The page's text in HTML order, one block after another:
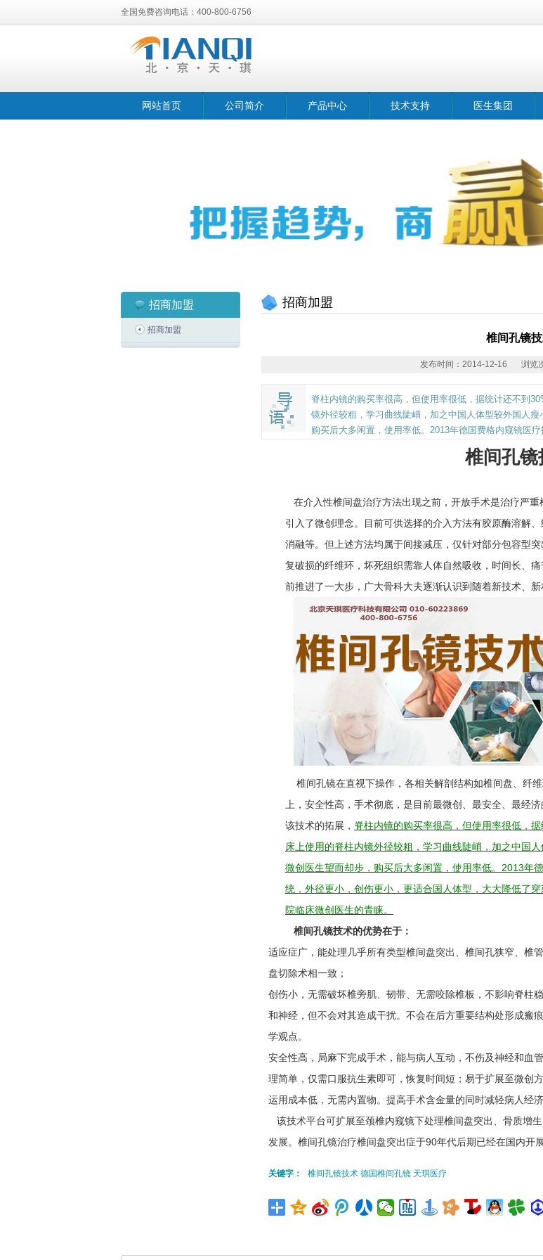
全国免费咨询电话：400-800-6756
网站首页 公司简介 产品中心 技术支持 医生集团
招商加盟
招商加盟
招商加盟
椎间孔镜
发布时间：2014-12-16 浏览
脊柱内镜的购买率很高，但使用率很低，据统计还不到
镜外径较粗，学习曲线陡峭，加之中国人体型较外国人
购买后大多闲置，使用率低。2013年德国费格内窥镜医疗
椎间孔
在介入性椎间盘治疗方法出现之前，开放手术是治疗严
引入了微创理念。目前可供选择的介入方法有胶原酶溶解
消融等。但上述方法均属于间接减压，仅针对部分包容型
复破损的纤维环，坏死组织需靠人体自然吸收，时间长、
前推进了一大步，广大骨科大夫逐渐认识到随着新技术、
椎间孔镜在直视下操作，各相关解剖结构如椎间盘、纤
上，安全性高，手术彻底，是目前最微创、最安全、最经
该技术的拓展， 脊柱内镜的购买率很高，但使用率很低，
床上使用的脊柱内镜外径较粗，学习曲线陡峭，加之中国
微创医生望而却步，购买后大多闲置，使用率低。2013年
统，外径更小，创伤更小，更适合国人体型，大大降低了
院临床微创医生的青睐。
椎间孔镜技术的优势在于：
适应症广，能处理几乎所有类型椎间盘突出、椎间孔狭窄、
盘切除术相一致；
创伤小，无需破坏椎旁肌、韧带、无需咬除椎板，不影响脊柱
和神经，但不会对其造成干扰。不会在后方重要结构处形成瘢
学观点。
安全性高，局麻下完成手术，能与病人互动，不伤及神经和血
理简单，仅需口服抗生素即可，恢复时间短；易于扩展至微创
运用成本低，无需内置物。提高手术含金量的同时减轻病人经济
该技术平台可扩展至颈椎内窥镜下处理椎间盘突出、骨质增
发展。椎间孔镜治疗椎间盘突出症于90年代后期已经在国内开
关键字： 椎间孔镜技术 德国椎间孔镜 天琪医疗